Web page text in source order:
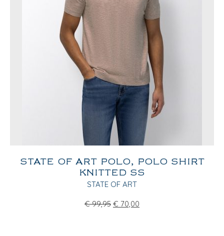
STATE OF ART POLO, POLO SHIRT
KNITTED SS
STATE OF ART
€ 99,95 € 70,00